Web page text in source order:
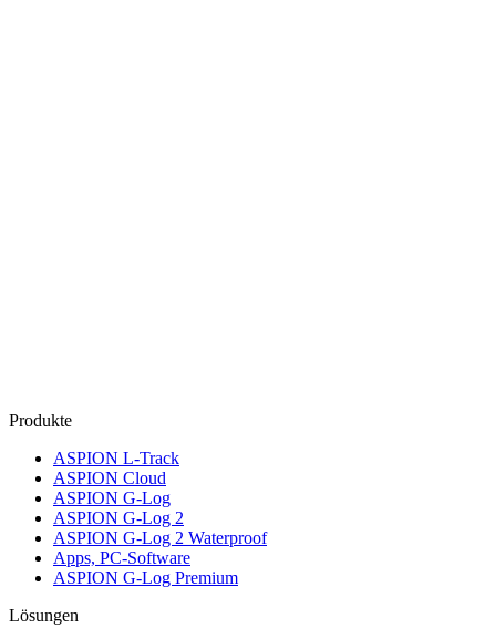
Produkte
ASPION L-Track
ASPION Cloud
ASPION G-Log
ASPION G-Log 2
ASPION G-Log 2 Waterproof
Apps, PC-Software
ASPION G-Log Premium
Lösungen